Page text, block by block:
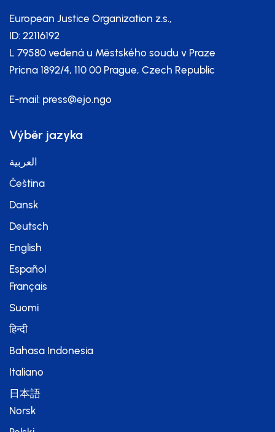
European Justice Organization z.s.,
ID: 22116192
L 79580 vedená u Městského soudu v Praze
Pricna 1892/4, 110 00 Prague, Czech Republic
E-mail: press@ejo.ngo
Výběr jazyka
العربية
Čeština
Dansk
Deutsch
English
Español
Français
Suomi
हिन्दी
Bahasa Indonesia
Italiano
日本語
Norsk